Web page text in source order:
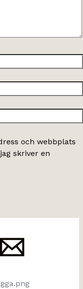
och webbplats
skriver en